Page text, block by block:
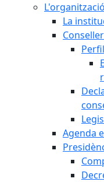
L'organització
La
Agenda